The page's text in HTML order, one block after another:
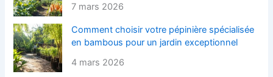
7 mars 2026
Comment choisir votre pépinière spécialisée
en bambous pour un jardin exceptionnel
4 mars 2026